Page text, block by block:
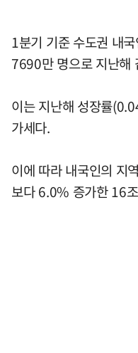
1분기 기준 수도권 내
7690만 명으로 지난해
이는 지난해 성장률
가세다.
이에 따라 내국인의 지
보다 6.0% 증가한 16